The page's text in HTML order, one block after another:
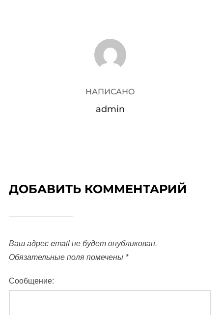
АВТОР ЗАПИСИ
НАПИСАНО
admin
ДОБАВИТЬ КОММЕНТАРИЙ
Ваш адрес email не будет опубликован.
Обязательные поля помечены *
Сообщение: